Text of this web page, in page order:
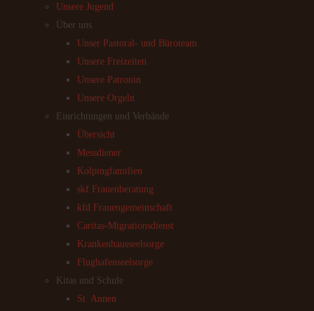
Unsere Jugend
Über uns
Unser Pastoral- und Büroteam
Unsere Freizeiten
Unsere Patronin
Unsere Orgeln
Einrichtungen und Verbände
Übersicht
Messdiener
Kolpingfamilien
skf Frauenberatung
kfd Frauengemeinschaft
Caritas-Migrationsdienst
Krankenhausseelsorge
Flughafenseelsorge
Kitas und Schule
St. Annen